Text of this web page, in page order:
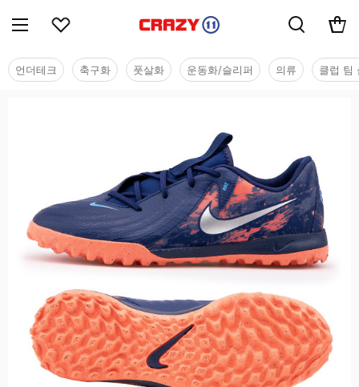
언더테크 축구화 풋살화 운동화/슬리퍼 의류 클럽 팀